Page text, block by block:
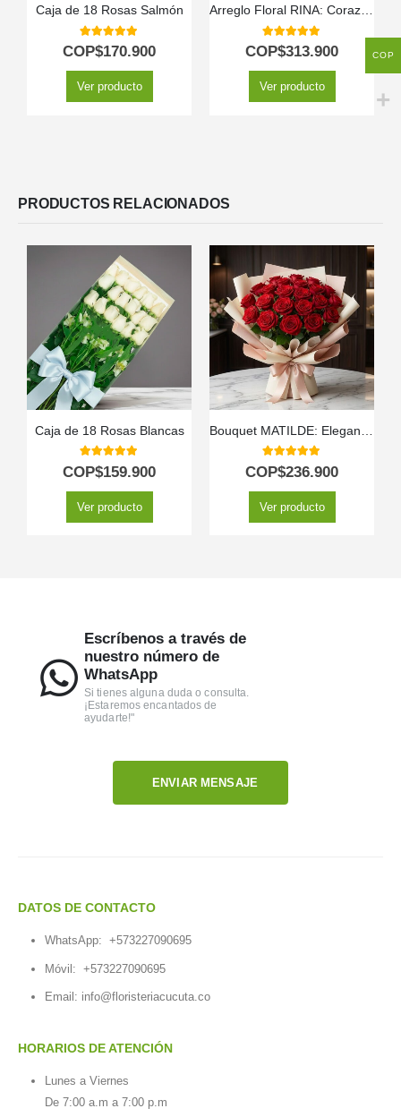
Caja de 18 Rosas Salmón
5.00out of 5
COP$170.900
Ver producto
Arreglo Floral RINA: Corazón de Girasoles y Rosas Rojas 🌹
5.00out of 5
COP$313.900
Ver producto
PRODUCTOS RELACIONADOS
Caja de 18 Rosas Blancas
5.00out of 5
COP$159.900
Ver producto
5.00out of 5
COP$236.900
Ver producto
Escríbenos a través de
nuestro número de
WhatsApp
Si tienes alguna duda o consulta.
¡Estaremos encantados de
ayudarte!"
ENVIAR MENSAJE
DATOS DE CONTACTO
WhatsApp: +573227090695
Móvil: +573227090695
Email: info@floristeriacucuta.co
HORARIOS DE ATENCIÓN
Lunes a Viernes
De 7:00 a.m a 7:00 p.m
COP